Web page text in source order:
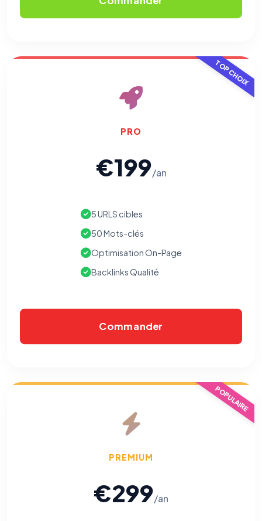
TOP CHOIX
PRO
€199/an
5 URLS cibles
50 Mots-clés
Optimisation On-Page
Backlinks Qualité
Commander
POPULAIRE
PREMIUM
€299/an
Nécessaires au fonctionnement du site : session, sécurité,
mémorisation de vos choix de consentement. Ils ne
Cookies analytiques